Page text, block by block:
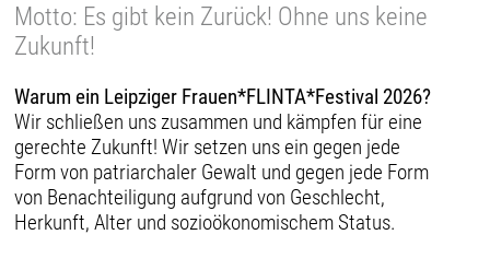
Motto: Es gibt kein Zurück! Ohne uns keine
Zukunft!
Warum ein Leipziger Frauen*FLINTA*Festival 2026?
Wir schließen uns zusammen und kämpfen für eine
gerechte Zukunft! Wir setzen uns ein gegen jede
Form von patriarchaler Gewalt und gegen jede Form
von Benachteiligung aufgrund von Geschlecht,
Herkunft, Alter und sozioökonomischem Status.